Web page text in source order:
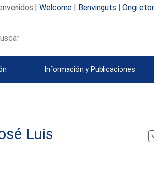
| Welcome| Benvinguts | Ongi
Información y Publicaciones
Luis